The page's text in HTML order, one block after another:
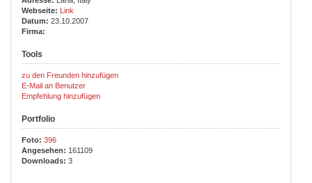
Webseite: Link
Datum: 23.10.2007
Firma:
Tools
zu den Freunden hinzufügen
E-Mail an Benutzer
Empfehlung hinzufügen
Portfolio
Foto: 396
Angesehen: 161109
Downloads: 3